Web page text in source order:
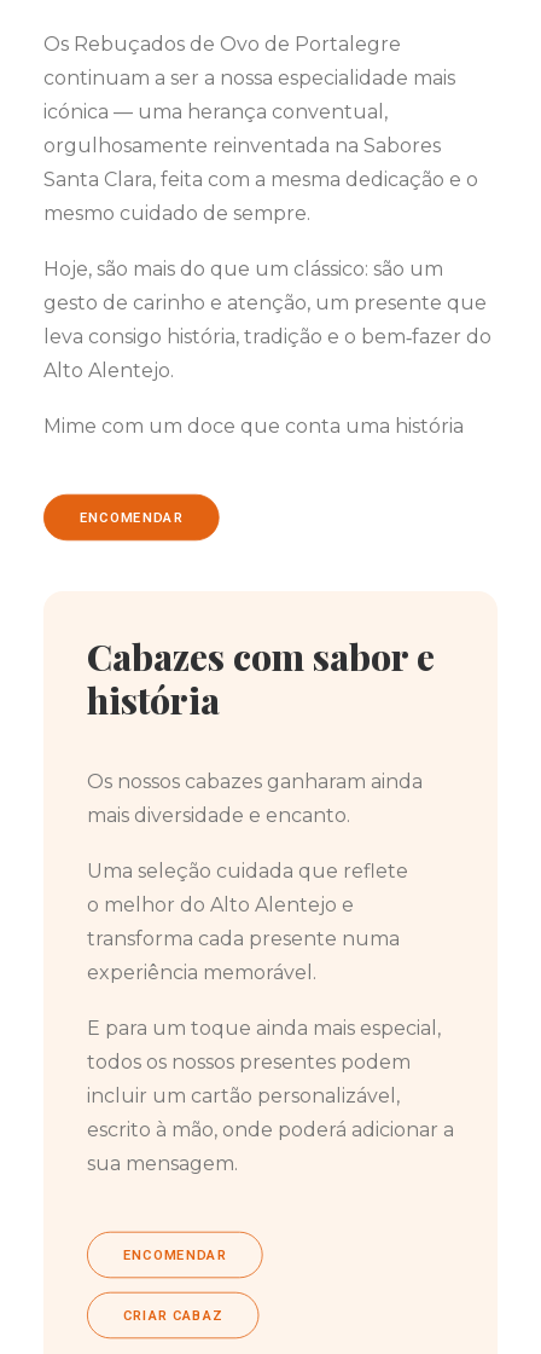
Os Rebuçados de Ovo de Portalegre
continuam a ser a nossa especialidade mais
icónica — uma herança conventual,
orgulhosamente reinventada na Sabores
Santa Clara, feita com a mesma dedicação e o
mesmo cuidado de sempre.
Hoje, são mais do que um clássico: são um
gesto de carinho e atenção, um presente que
leva consigo história, tradição e o bem‑fazer do
Alto Alentejo.
Mime com um doce que conta uma história
ENCOMENDAR
Cabazes com sabor e
história
Os nossos cabazes ganharam ainda
mais diversidade e encanto.
Uma seleção cuidada que reflete
o melhor do Alto Alentejo e
transforma cada presente numa
experiência memorável.
E para um toque ainda mais especial,
todos os nossos presentes podem
incluir um cartão personalizável,
escrito à mão, onde poderá adicionar a
sua mensagem.
ENCOMENDAR
CRIAR CABAZ